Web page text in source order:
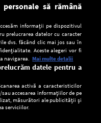
să rămână
informații pe dispozitivul
prelucrarea datelor cu caracter
dvs. făcând clic mai jos sau în
Aceste alegeri vor fi
navigarea. Mai multe detalii
datele pentru a
activă a caracteristicilor
accesarea informațiilor de pe
măsurători ale publicității și
serviciilor.